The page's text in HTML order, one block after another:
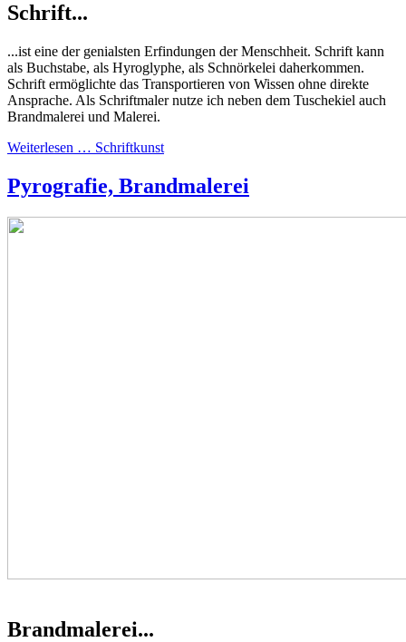
Schrift...
...ist eine der genialsten Erfindungen der Menschheit. Schrift kann
als Buchstabe, als Hyroglyphe, als Schnörkelei daherkommen.
Schrift ermöglichte das Transportieren von Wissen ohne direkte
Ansprache. Als Schriftmaler nutze ich neben dem Tuschekiel auch
Brandmalerei und Malerei.
Weiterlesen … Schriftkunst
Pyrografie, Brandmalerei
Brandmalerei...